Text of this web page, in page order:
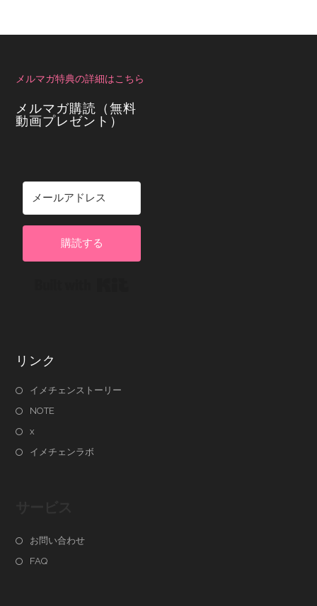
メルマガ特典の詳細はこちら
メルマガ購読（無料
動画プレゼント）
購読する
リンク
イメチェンストーリー
NOTE
x
イメチェンラボ
お問い合わせ
FAQ